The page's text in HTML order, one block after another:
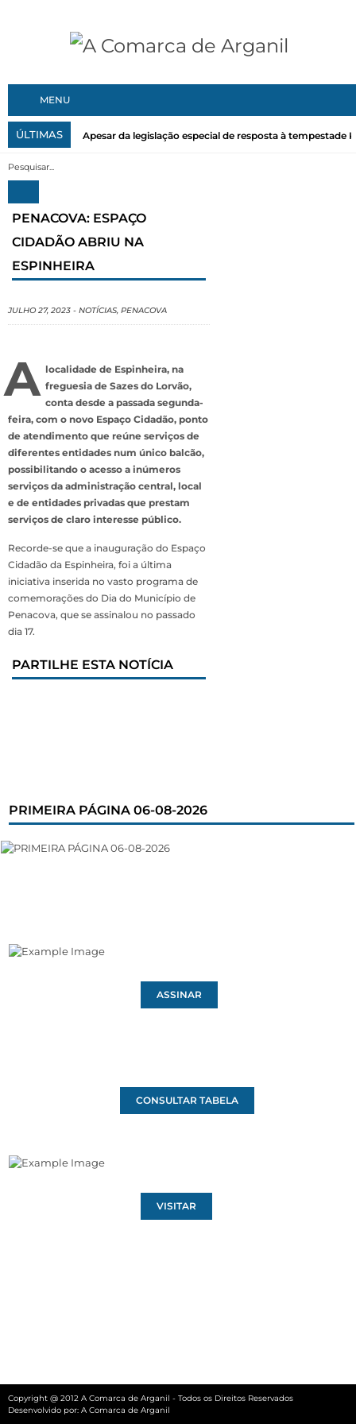
MENU
ÚLTIMAS Apesar da legislação especial de resposta à tempestade
PENACOVA: ESPAÇO
CIDADÃO ABRIU NA
ESPINHEIRA
JULHO 27, 2023 - NOTÍCIAS, PENACOVA
A localidade de Espinheira, na
freguesia de Sazes do Lorvão,
conta desde a passada segunda-
feira, com o novo Espaço Cidadão, ponto
de atendimento que reúne serviços de
diferentes entidades num único balcão,
possibilitando o acesso a inúmeros
serviços da administração central, local
e de entidades privadas que prestam
serviços de claro interesse público.
Recorde-se que a inauguração do Espaço
Cidadão da Espinheira, foi a última
iniciativa inserida no vasto programa de
comemorações do Dia do Município de
Penacova, que se assinalou no passado
dia 17.
PARTILHE ESTA NOTÍCIA
PRIMEIRA PÁGINA 06-08-2026
ASSINAR
CONSULTAR TABELA
VISITAR
Copyright @ 2012 A Comarca de Arganil - Todos os Direitos Reservados
Desenvolvido por: A Comarca de Arganil